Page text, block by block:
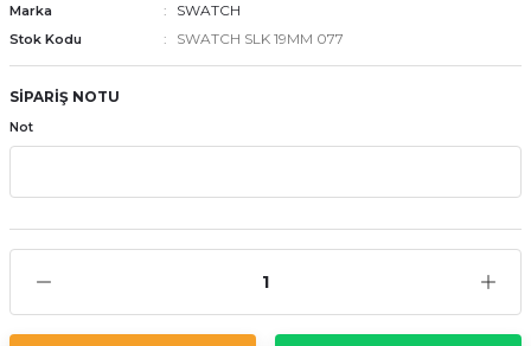
Kordonları
Marka SWATCH
Stok Kodu SWATCH SLK 19MM 077
SİPARİŞ NOTU
Not